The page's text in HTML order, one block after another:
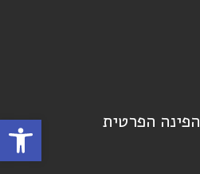
פתח הפינה הפרטית